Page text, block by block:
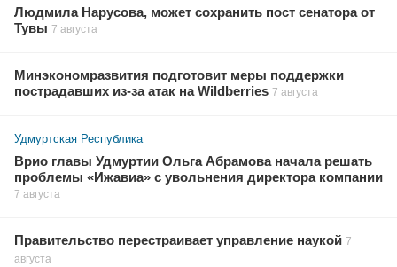
Людмила Нарусова, может сохранить пост сенатора от
Тувы 7 августа
Минэкономразвития подготовит меры поддержки
пострадавших из-за атак на Wildberries 7 августа
Удмуртская Республика
Врио главы Удмуртии Ольга Абрамова начала решать
проблемы «Ижавиа» с увольнения директора компании
7 августа
Правительство перестраивает управление наукой 7
августа